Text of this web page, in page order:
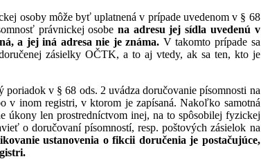
osoby môže byť uplatnená v prípade uvedenom v § 68
právnickej osobe na adresu jej sídla uvedenú v
a jej iná adresa nie je známa. V takomto prípade sa
zásielky OČTK, a to aj vtedy, ak sa ten, kto je
v § 68 ods. 2 uvádza doručovanie písomnosti na
v inom registri, v ktorom je zapísaná. Nakoľko samotná
len prostredníctvom inej, na to spôsobilej fyzickej
o doručovaní písomností, resp. poštových zásielok na
ustanovenia o fikcii doručenia je postačujúce,